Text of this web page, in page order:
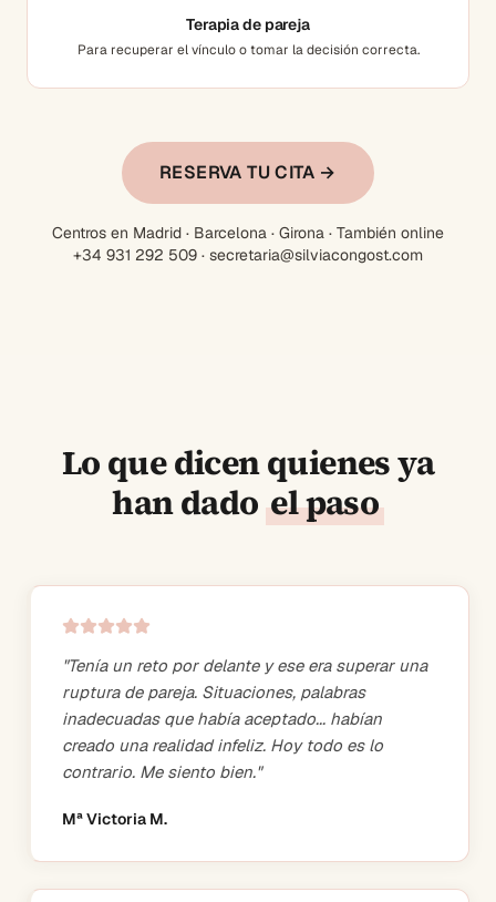
Terapia de pareja
Para recuperar el vínculo o tomar la decisión correcta.
RESERVA TU CITA →
Centros en Madrid · Barcelona · Girona · También online
+34 931 292 509 · secretaria@silviacongost.com
Lo que dicen quienes ya
han dado el paso
"Tenía un reto por delante y ese era superar una
ruptura de pareja. Situaciones, palabras
inadecuadas que había aceptado... habían
creado una realidad infeliz. Hoy todo es lo
contrario. Me siento bien."
Mª Victoria M.